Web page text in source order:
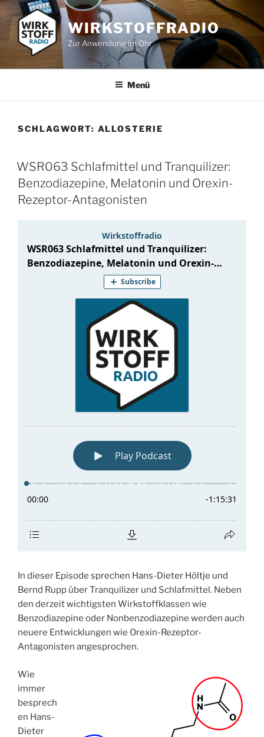
Zum
Inhalt
springen
WIRKSTOFFRADIO
Zur Anwendung im Ohr
Menü
SCHLAGWORT: ALLOSTERIE
WSR063 Schlafmittel und Tranquilizer:
Benzodiazepine, Melatonin und Orexin-
Rezeptor-Antagonisten
In dieser Episode sprechen Hans-Dieter Höltje und
Bernd Rupp über Tranquilizer und Schlafmittel. Neben
den derzeit wichtigsten Wirkstoffklassen wie
Benzodiazepine oder Nonbenzodiazepine werden auch
neuere Entwicklungen wie Orexin-Rezeptor-
Antagonisten angesprochen.
Wie
immer
besprech
en Hans-
Dieter